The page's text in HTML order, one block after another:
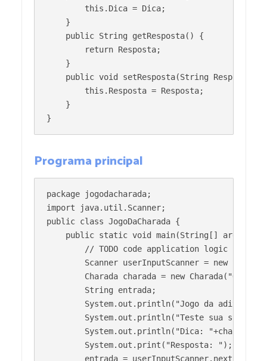
        this.Dica = Dica;
    }
    public String getResposta() {
        return Resposta;
    }
    public void setResposta(String Resposta) {
        this.Resposta = Resposta;
    }
}
Programa principal
package jogodacharada;
import java.util.Scanner;
public class JogoDaCharada {
    public static void main(String[] args) {
        // TODO code application logic here
Scanner userInputScanner = new
Charada charada = new
        String entrada;
System.out.println("Jogo da
System.out.println("Teste sua sorte
System.out.println("Dica:
        System.out.print("Resposta: ");
        entrada = userInputScanner.nextLine();